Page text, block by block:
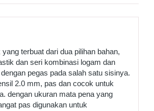
terbuat dari dua pilihan bahan,
dan seri kombinasi logam dan
pegas pada salah satu sisinya.
2.0 mm, pas dan cocok untuk
dengan ukuran mata pena yang
pas digunakan untuk